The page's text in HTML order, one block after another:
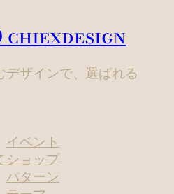
chiexdesign
デザインで、選ばれる
イベント
ショップ
パターン